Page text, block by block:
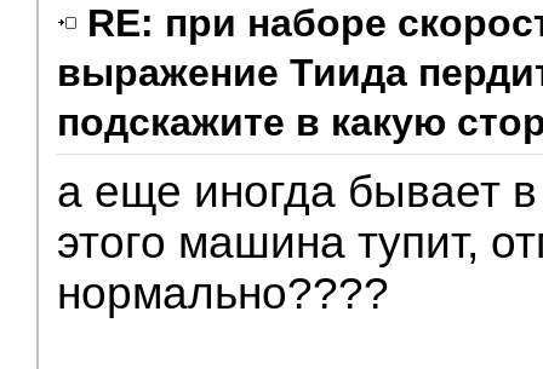
RE: при наборе
выражение Тиида
подскажите в какую
а еще иногда бывает
этого машина тупит,
нормально????
Модераторы